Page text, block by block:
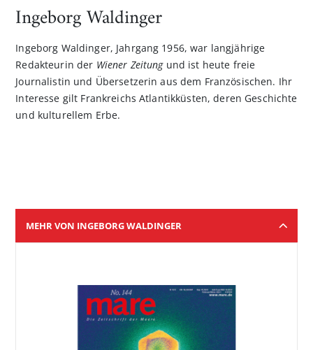
Bildgalerie
Ingeborg Waldinger
Ingeborg Waldinger, Jahrgang 1956, war langjährige
Redakteurin der Wiener Zeitungund ist heute freie
Journalistin und Übersetzerin aus dem Französischen. Ihr
Interesse gilt Frankreichs Atlantikküsten, deren Geschichte
und kulturellem Erbe.
MEHR VON INGEBORG WALDINGER